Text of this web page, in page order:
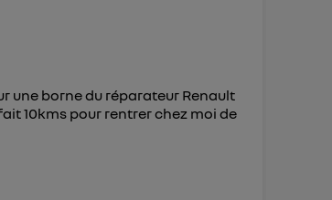
une borne du réparateur Renault
10kms pour rentrer chez moi de